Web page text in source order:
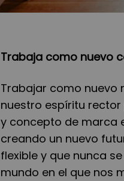
Trabaja como nuevo
Trabajar como nuevo
nuestro espíritu
y concepto de marca
creando un nuevo
flexible y que nunca
mundo en el que nos